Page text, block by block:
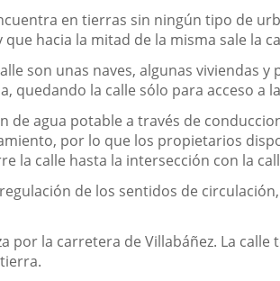
en tierras sin ningún tipo de
hacia la mitad de la misma sale la
son unas naves, algunas viviendas
quedando la calle sólo para acceso a
de agua potable a través de
por lo que los propietarios
la calle hasta la intersección con la
de los sentidos de
por la carretera de Villabáñez. La